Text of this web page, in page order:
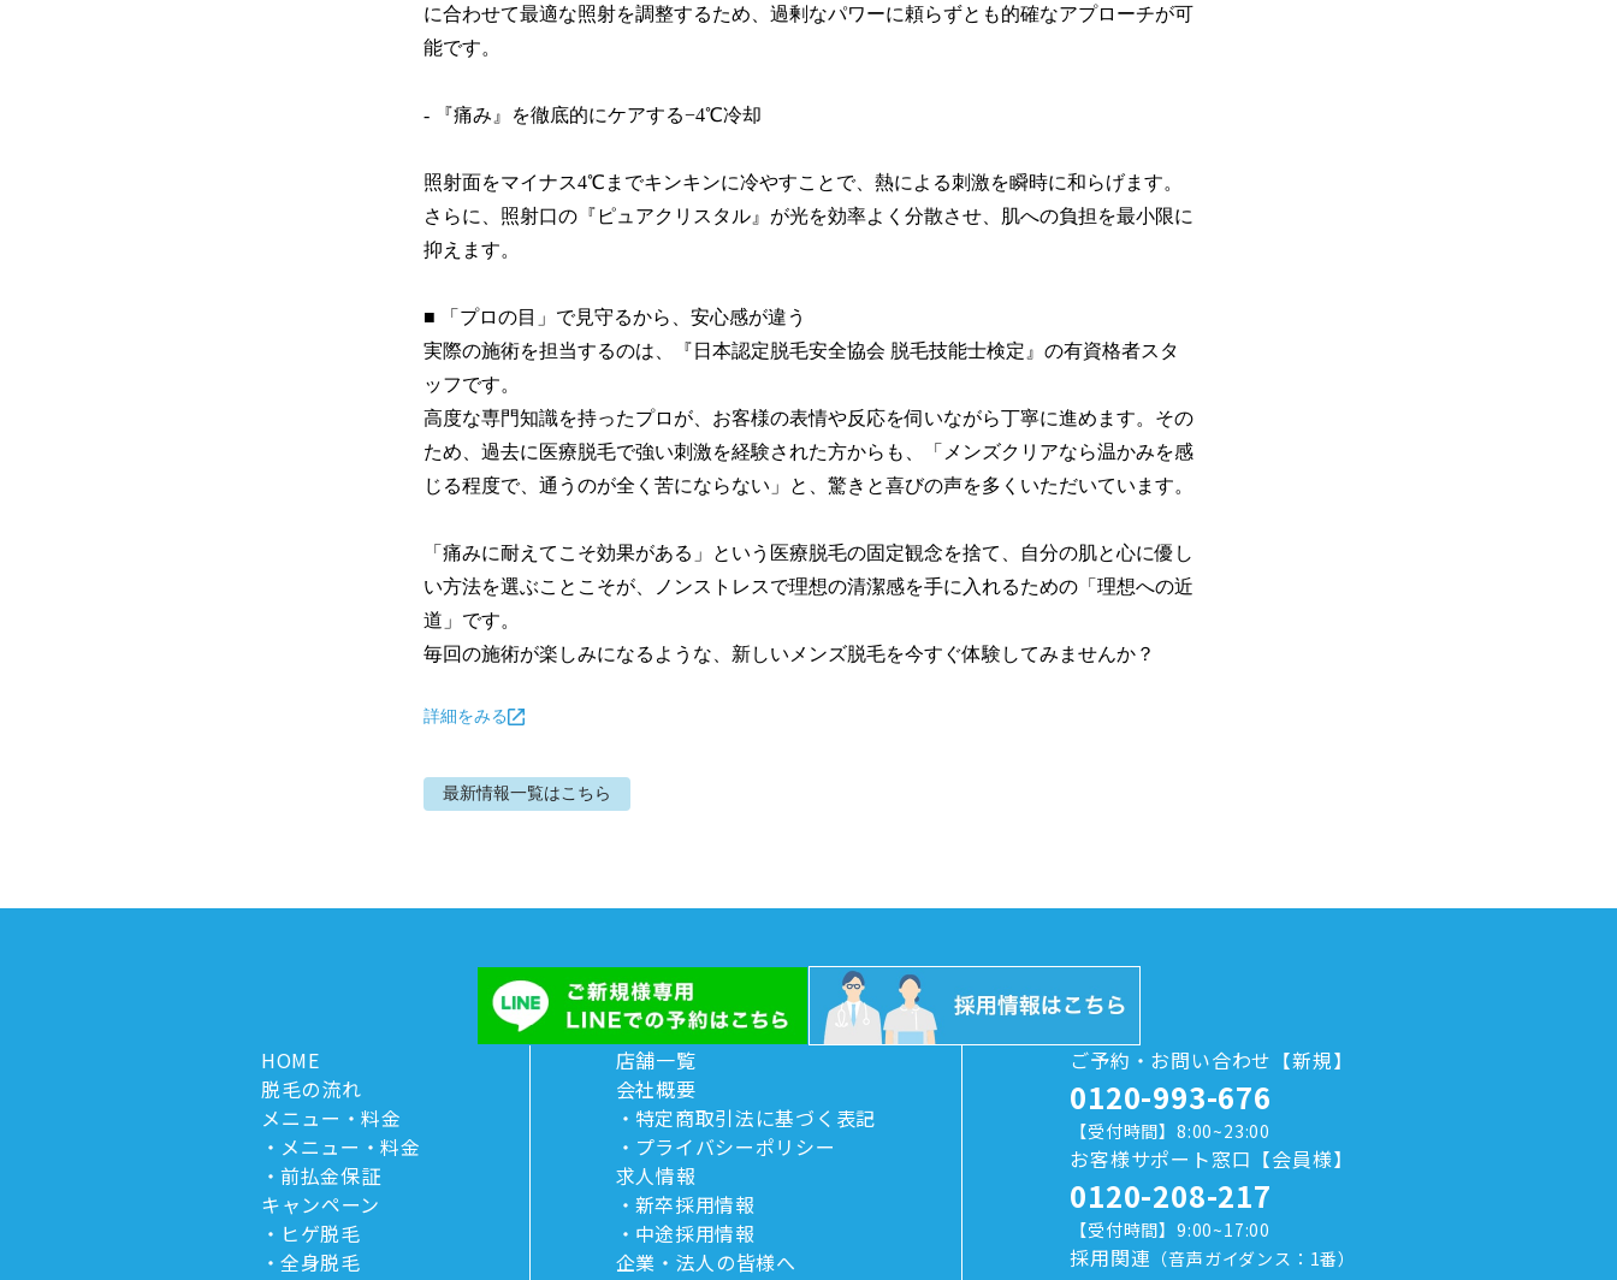
に合わせて最適な照射を調整するため、過剰なパワーに頼らずとも的確なアプローチが可
能です。
- 『痛み』を徹底的にケアする−4℃冷却
照射面をマイナス4℃までキンキンに冷やすことで、熱による刺激を瞬時に和らげます。
さらに、照射口の『ピュアクリスタル』が光を効率よく分散させ、肌への負担を最小限に
抑えます。
■ 「プロの目」で見守るから、安心感が違う
実際の施術を担当するのは、『日本認定脱毛安全協会 脱毛技能士検定』の有資格者スタ
ッフです。
高度な専門知識を持ったプロが、お客様の表情や反応を伺いながら丁寧に進めます。その
ため、過去に医療脱毛で強い刺激を経験された方からも、「メンズクリアなら温かみを感
じる程度で、通うのが全く苦にならない」と、驚きと喜びの声を多くいただいています。
「痛みに耐えてこそ効果がある」という医療脱毛の固定観念を捨て、自分の肌と心に優し
い方法を選ぶことこそが、ノンストレスで理想の清潔感を手に入れるための「理想への近
道」です。
毎回の施術が楽しみになるような、新しいメンズ脱毛を今すぐ体験してみませんか？
詳細をみる
最新情報一覧はこちら
HOME
脱毛の流れ
メニュー・料金
メニュー・料金
前払金保証
キャンペーン
ヒゲ脱毛
全身脱毛
店舗一覧
会社概要
特定商取引法に基づく表記
プライバシーポリシー
求人情報
新卒採用情報
中途採用情報
企業・法人の皆様へ
ご予約・お問い合わせ【新規】
0120-993-676
【受付時間】8:00~23:00
お客様サポート窓口【会員様】
0120-208-217
【受付時間】9:00~17:00
採用関連 （音声ガイダンス：1番）